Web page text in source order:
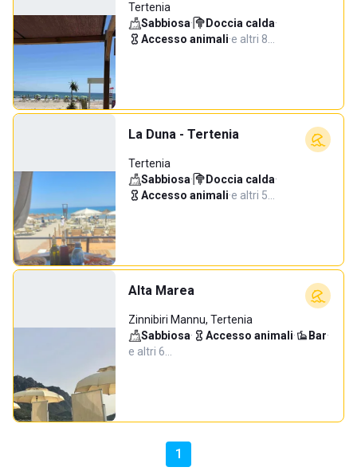
Tertenia
Sabbiosa· Doccia calda·
Accesso animali·e altri 8…
La Duna - Tertenia
Tertenia
Sabbiosa· Doccia calda·
Accesso animali·e altri 5…
Alta Marea
Zinnibiri Mannu, Tertenia
Sabbiosa· Accesso animali· Bar·
e altri 6…
1